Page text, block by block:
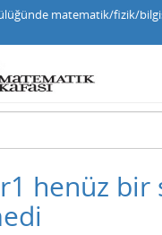
matematik/fizik/
henüz bir